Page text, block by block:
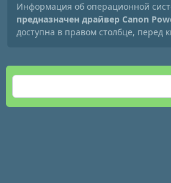
Информация об операционной
предназначен драйвер Canon
доступна в правом столбце, перед